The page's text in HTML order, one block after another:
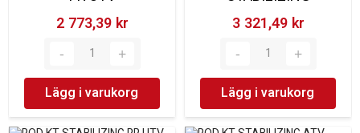
2 773,39 kr‎
Lägg i varukorg
3 321,49 kr‎
Lägg i varukorg